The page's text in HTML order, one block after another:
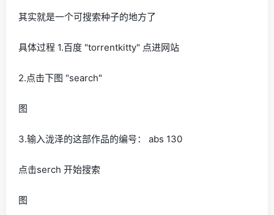
其实就是一个可搜索种子的地方了
具体过程 1.百度 "torrentkitty" 点进网站
2.点击下图 "search"
图
3.输入泷泽的这部作品的编号： abs 130
点击serch 开始搜索
图